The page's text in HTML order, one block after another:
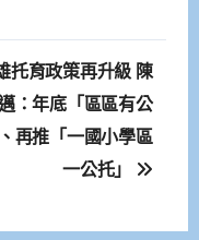
托育政策再升級 陳
：年底「區區有公
再推「一國小學區
一公托」